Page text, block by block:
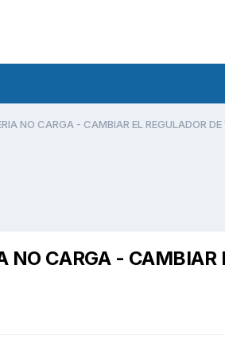
NO CARGA - CAMBIAR EL REGULADOR DE
NO CARGA - CAMBIAR